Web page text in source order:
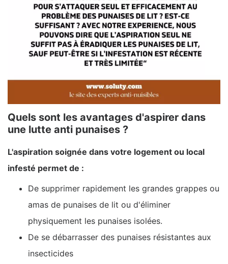
Quels sont les avantages d'aspirer dans
une lutte anti punaises ?
L'aspiration soignée dans votre logement ou local
infesté permet de :
De supprimer rapidement les grandes grappes ou
amas de punaises de lit ou d'éliminer
physiquement les punaises isolées.
De se débarrasser des punaises résistantes aux
insecticides